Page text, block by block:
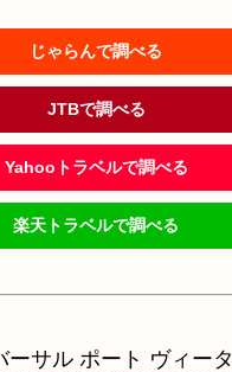
じゃらんで調べる
JTBで調べる
Yahooトラベルで調べる
楽天トラベルで調べる
ーサル ポート ヴィータ